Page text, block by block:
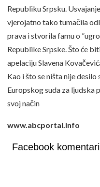
Republiku Srpsku.
vjerojatno tako tumačila
prava i stvorila famu o
Republike Srpske. Što će
apelaciju Slavena
Kao i što se ništa nije
Europskog suda za ljudska
svoj način
www.abcportal.info
Facebook komentari